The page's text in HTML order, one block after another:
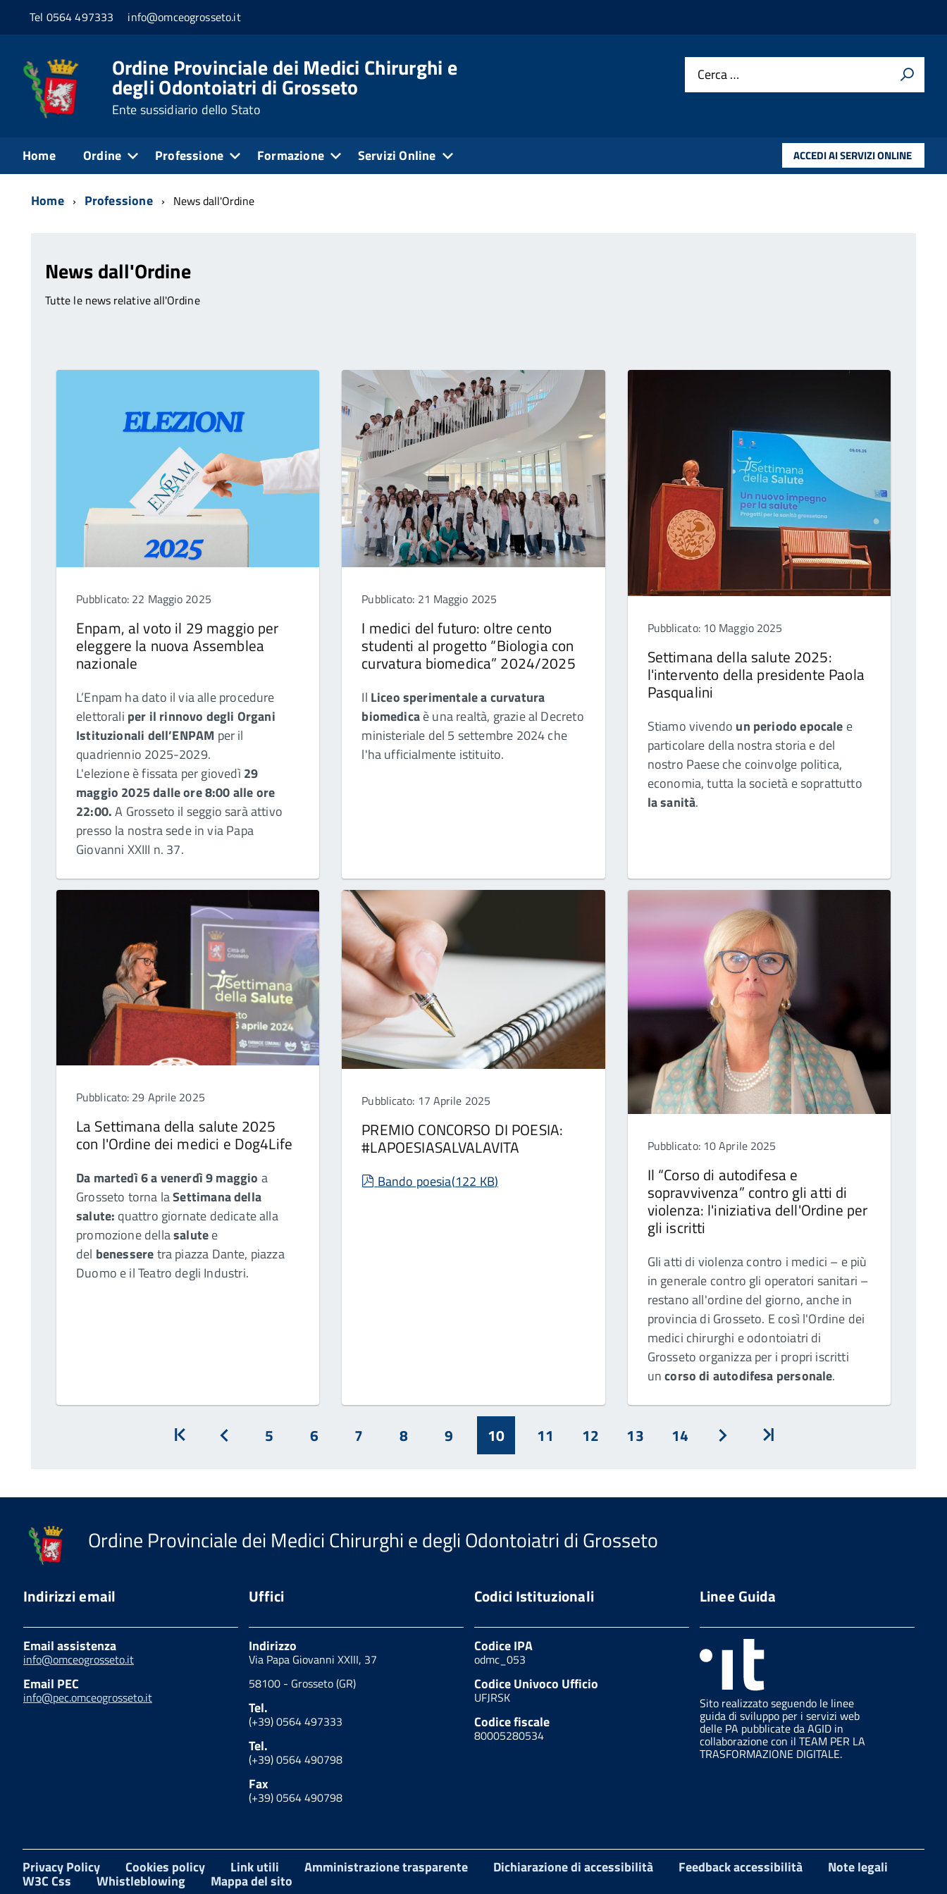
Tel 0564 497333 info@omceogrosseto.it
Ordine Provinciale dei Medici Chirurghi e
degli Odontoiatri di Grosseto
Ente sussidiario dello Stato
Cerca …
Home Ordine Professione Formazione Servizi Online ACCEDI AI SERVIZI ONLINE
Home Professione News dall'Ordine
News dall'Ordine
Tutte le news relative all'Ordine
Pubblicato: 22 Maggio 2025
Enpam, al voto il 29 maggio per
eleggere la nuova Assemblea
nazionale
L’Enpam ha dato il via alle procedure
elettorali per il rinnovo degli Organi
Istituzionali dell’ENPAM per il
quadriennio 2025-2029.
L'elezione è fissata per giovedì 29
maggio 2025 dalle ore 8:00 alle ore
22:00.A Grosseto il seggio sarà attivo
presso la nostra sede in via Papa
Giovanni XXIII n. 37.
Pubblicato: 21 Maggio 2025
I medici del futuro: oltre cento
studenti al progetto “Biologia con
curvatura biomedica” 2024/2025
Il Liceo sperimentale a curvatura
biomedicaè una realtà, grazie al Decreto
ministeriale del 5 settembre 2024 che
l'ha ufficialmente istituito.
Pubblicato: 10 Maggio 2025
Settimana della salute 2025:
l'intervento della presidente Paola
Pasqualini
Stiamo vivendo un periodo epocale e
particolare della nostra storia e del
nostro Paese che coinvolge politica,
economia, tutta la società e soprattutto
la sanità.
Pubblicato: 29 Aprile 2025
La Settimana della salute 2025
con l'Ordine dei medici e Dog4Life
Da martedì 6 a venerdì 9 maggio a
Grosseto torna laSettimana della
salute: quattro giornate dedicate alla
promozione dellasalutee
del benesseretra piazza Dante, piazza
Duomo e il Teatro degli Industri.
Pubblicato: 17 Aprile 2025
PREMIO CONCORSO DI POESIA:
#LAPOESIASALVALAVITA
pdf
Bando poesia(122 KB)
Pubblicato: 10 Aprile 2025
Il “Corso di autodifesa e
sopravvivenza” contro gli atti di
violenza: l'iniziativa dell'Ordine per
gli iscritti
Gli atti di violenza contro i medici – e più
in generale contro gli operatori sanitari –
restano all'ordine del giorno, anche in
provincia di Grosseto. E così l'Ordine dei
medici chirurghi e odontoiatri di
Grosseto organizza per i propri iscritti
uncorso di autodifesa personale.
5 6 7 8 9 10 11 12 13 14
Ordine Provinciale dei Medici Chirurghi e degli Odontoiatri di Grosseto
Indirizzi email
Email assistenza
info@omceogrosseto.it
Email PEC
info@pec.omceogrosseto.it
Uffici
Indirizzo
Via Papa Giovanni XXIII, 37
58100 - Grosseto (GR)
Tel.
(+39) 0564 497333
Tel.
(+39) 0564 490798
Fax
(+39) 0564 490798
Codici Istituzionali
Codice IPA
odmc_053
Codice Univoco Ufficio
UFJRSK
Codice fiscale
80005280534
Linee Guida
Sito realizzato seguendo le linee
guida di sviluppo per i servizi web
delle PA pubblicate da AGID in
collaborazione con il TEAM PER LA
TRASFORMAZIONE DIGITALE.
Privacy Policy Cookies policy Link utili Amministrazione trasparente Dichiarazione di accessibilità Feedback accessibilità Note legali
W3C Css Whistleblowing Mappa del sito